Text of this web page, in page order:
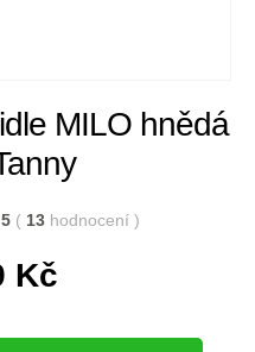
MILO hnědá
5 ( 13 hodnocení )
Kč